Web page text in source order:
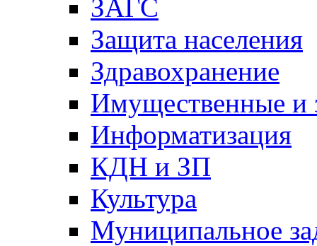
ЗАГС
Защита населения
Здравохранение
Имущественные и
Информатизация
КДН и ЗП
Культура
Муниципальное